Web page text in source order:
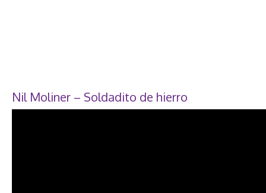
Nil Moliner – Soldadito de hierro